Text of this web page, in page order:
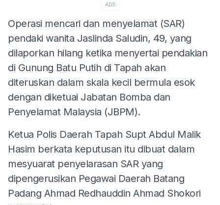
ADS
Operasi mencari dan menyelamat (SAR)
pendaki wanita Jaslinda Saludin, 49, yang
dilaporkan hilang ketika menyertai pendakian
di Gunung Batu Putih di Tapah akan
diteruskan dalam skala kecil bermula esok
dengan diketuai Jabatan Bomba dan
Penyelamat Malaysia (JBPM).
Ketua Polis Daerah Tapah Supt Abdul Malik
Hasim berkata keputusan itu dibuat dalam
mesyuarat penyelarasan SAR yang
dipengerusikan Pegawai Daerah Batang
Padang Ahmad Redhauddin Ahmad Shokori